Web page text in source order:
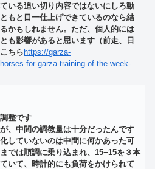
いる追い切り内容ではないにしろ動
もと目一仕上げできているのなら結
かもしれません。ただ、個人的には
も影響があると思います（前走、日
ちらhttps://garza-
for-garza-training-of-the-week-
整です
、中間の調教量は十分だったんです
していないのは中間に何かあった可
では順調に乗り込まれ、15−15を３本
いて、時計的にも負荷をかけられて